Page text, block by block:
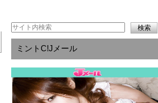
ミントC!Jメール